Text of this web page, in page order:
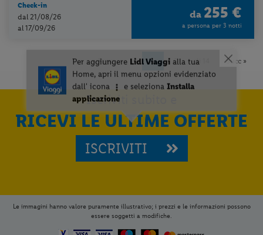
Check-in
dal 21/08/26
al 17/09/26
da 255 €
a persona per 3 notti
« Prec 1 2 3 di 14 Succ »
Iscriviti subito e
RICEVI LE ULTIME OFFERTE
ISCRIVITI
Le immagini hanno valore puramente illustrativo; i prezzi e le informazioni possono
essere soggetti a modifiche.